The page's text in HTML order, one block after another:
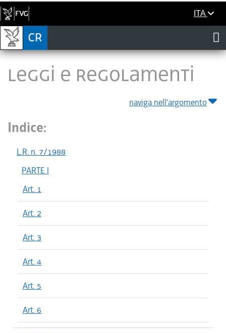
ITA
LEGGI E REGOLAMENTI
naviga nell'argomento
Indice:
L.R. n. 7/1988
PARTE I
Art. 1
Art. 2
Art. 3
Art. 4
Art. 5
Art. 6